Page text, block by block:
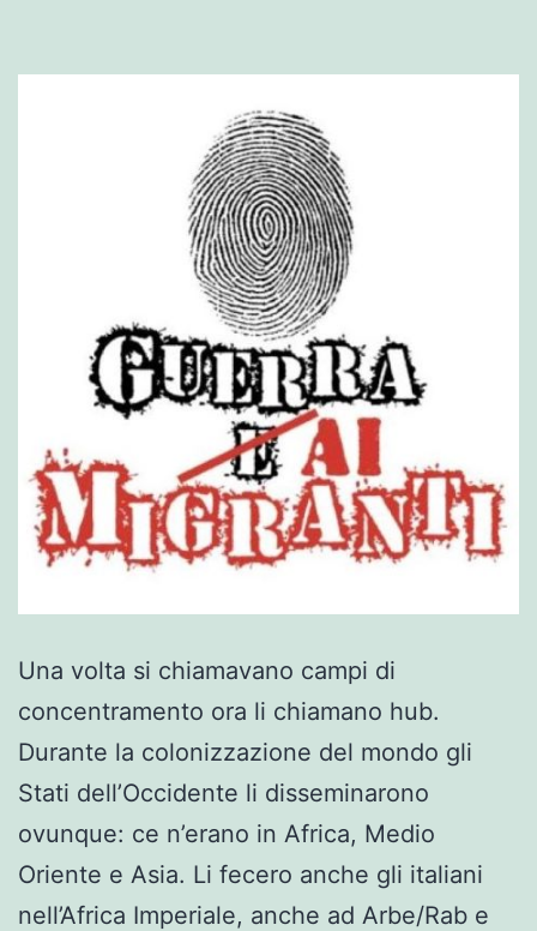
Una volta si chiamavano campi di
concentramento ora li chiamano hub.
Durante la colonizzazione del mondo gli
Stati dell’Occidente li disseminarono
ovunque: ce n’erano in Africa, Medio
Oriente e Asia. Li fecero anche gli italiani
nell’Africa Imperiale, anche ad Arbe/Rab e